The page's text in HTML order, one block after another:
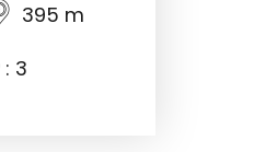
395 m
: 3